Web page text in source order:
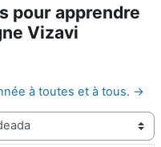
pour apprendre
Vizavi
à toutes et à tous. →